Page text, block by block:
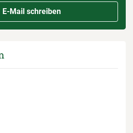
E-Mail schreiben